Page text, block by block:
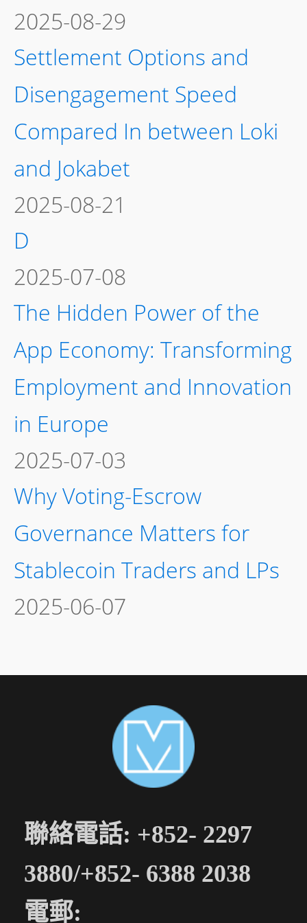
Employment and Innovation
in Europe
2025-07-03
Why Voting-Escrow
Governance Matters for
Stablecoin Traders and LPs
2025-06-07
聯絡電話: +852- 2297
3880/+852- 6388 2038
電郵:
mokchi2288@gmail.com